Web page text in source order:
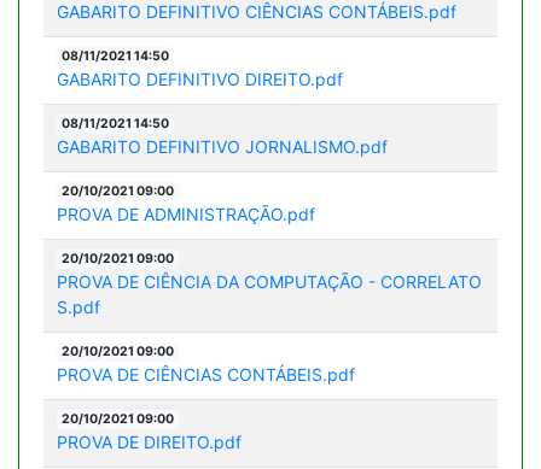
GABARITO DEFINITIVO CIÊNCIAS CONTÁBEIS.pdf
08/11/2021 14:50
GABARITO DEFINITIVO DIREITO.pdf
08/11/2021 14:50
GABARITO DEFINITIVO JORNALISMO.pdf
20/10/2021 09:00
PROVA DE ADMINISTRAÇÃO.pdf
20/10/2021 09:00
PROVA DE CIÊNCIA DA COMPUTAÇÃO - CORRELATO
S.pdf
20/10/2021 09:00
PROVA DE CIÊNCIAS CONTÁBEIS.pdf
20/10/2021 09:00
PROVA DE DIREITO.pdf